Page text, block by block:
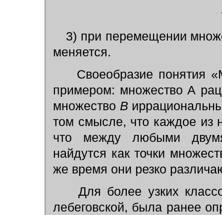
3) при перемещении
меняется.
Своеобразие понятия
примером: множество А
множество В
том смысле, что каждое из
что между любыми двумя
найдутся как точки
же время они резко
Для более узких
лебеговской, была ранее